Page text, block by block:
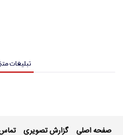
تبلیغات
صفحه اصلی گزارش تصویری